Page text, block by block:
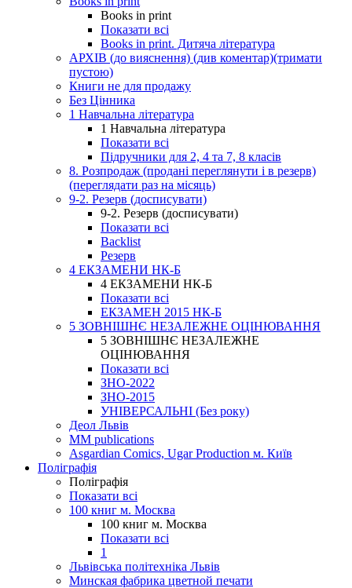
Books in print
Показати всі
Books in print. Дитяча література
АРХІВ (до вияснення) (див коментар)(тримати
пустою)
Книги не для продажу
Без Цінника
1 Навчальна література
1 Навчальна література
Показати всі
Підручники для 2, 4 та 7, 8 класів
8. Розпродаж (продані переглянути і в резерв)
(переглядати раз на місяць)
9-2. Резерв (досписувати)
9-2. Резерв (досписувати)
Показати всі
Backlist
Резерв
4 ЕКЗАМЕНИ НК-Б
4 ЕКЗАМЕНИ НК-Б
Показати всі
ЕКЗАМЕН 2015 НК-Б
5 ЗОВНІШНЄ НЕЗАЛЕЖНЕ ОЦІНЮВАННЯ
5 ЗОВНІШНЄ НЕЗАЛЕЖНЕ
ОЦІНЮВАННЯ
Показати всі
ЗНО-2022
ЗНО-2015
УНІВЕРСАЛЬНІ (Без року)
Деол Львів
MM publications
Asgardian Comics, Ugar Production м. Київ
Поліграфія
Поліграфія
Показати всі
100 книг м. Москва
100 книг м. Москва
Показати всі
1
Львівська політехніка Львів
Минская фабрика цветной печати